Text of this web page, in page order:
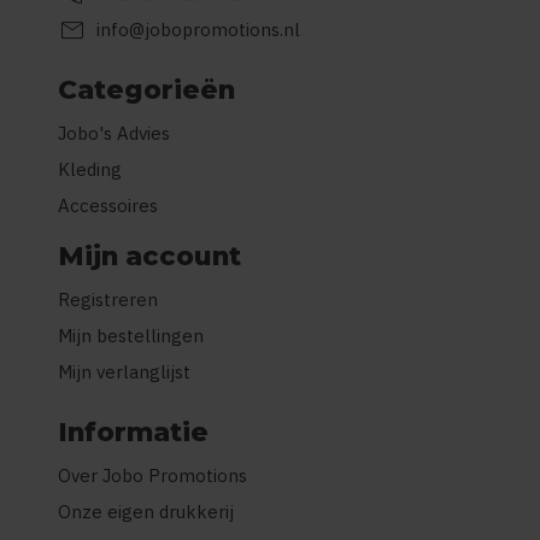
mail info@jobopromotions.nl
Categorieën
Jobo's Advies
Kleding
Accessoires
Mijn account
Registreren
Mijn bestellingen
Mijn verlanglijst
Informatie
Over Jobo Promotions
Onze eigen drukkerij